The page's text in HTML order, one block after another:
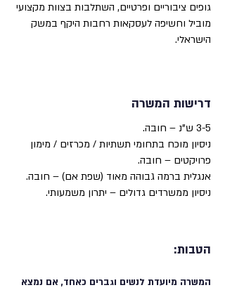
גופים ציבוריים ופרטיים, השתלבות בצוות מקצועי
מוביל וחשיפה לעסקאות רחבות היקף במשק
הישראלי.
דרישות המשרה
3-5 ש"נ – חובה.
ניסיון מוכח בתחומי תשתיות / מכרזים / מימון
פרויקטים – חובה.
אנגלית ברמה גבוהה מאוד (שפת אם) – חובה.
ניסיון ממשרדים גדולים – יתרון משמעותי.
הטבות:
המשרה מיועדת לנשים וגברים כאחד, אם נמצא